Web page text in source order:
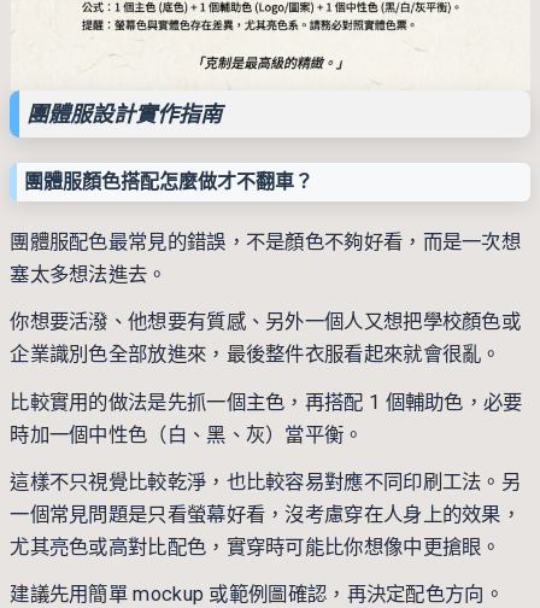
團體服設計實作指南
團體服顏色搭配怎麼做才不翻車？
團體服配色最常見的錯誤，不是顏色不夠好看，而是一次想
塞太多想法進去。
你想要活潑、他想要有質感、另外一個人又想把學校顏色或
企業識別色全部放進來，最後整件衣服看起來就會很亂。
比較實用的做法是先抓一個主色，再搭配 1 個輔助色，必要
時加一個中性色（白、黑、灰）當平衡。
這樣不只視覺比較乾淨，也比較容易對應不同印刷工法。另
一個常見問題是只看螢幕好看，沒考慮穿在人身上的效果，
尤其亮色或高對比配色，實穿時可能比你想像中更搶眼。
建議先用簡單 mockup 或範例圖確認，再決定配色方向。